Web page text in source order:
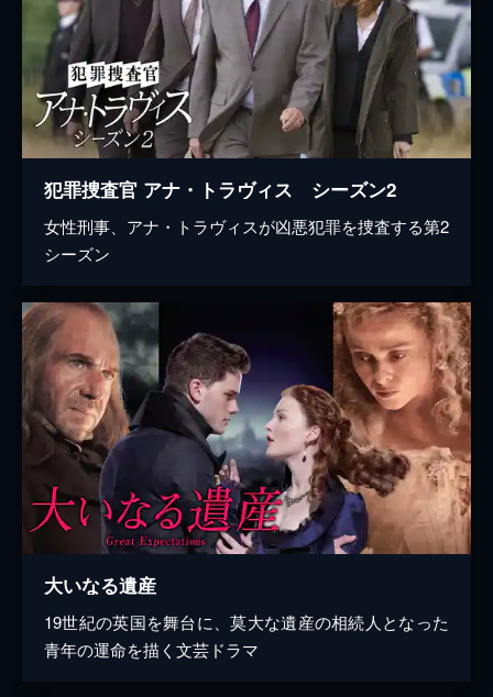
犯罪捜査官 アナ・トラヴィス シーズン2
女性刑事、アナ・トラヴィスが凶悪犯罪を捜査する第2
シーズン
大いなる遺産
19世紀の英国を舞台に、莫大な遺産の相続人となった
青年の運命を描く文芸ドラマ